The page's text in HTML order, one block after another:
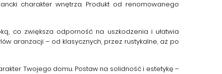
charakter wnętrza. Produkt od renomowanego
co zwiększa odporność na uszkodzenia i ułatwia
aranżacji – od klasycznych, przez rustykalne, aż po
Twojego domu. Postaw na solidność i estetykę –